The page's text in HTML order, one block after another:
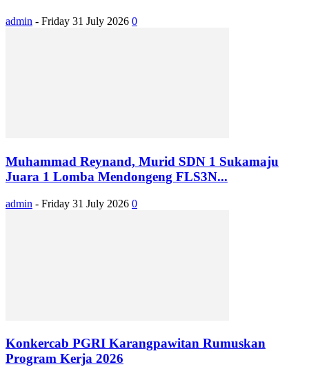
admin - Friday 31 July 2026 0
Muhammad Reynand, Murid SDN 1 Sukamaju
Juara 1 Lomba Mendongeng FLS3N...
admin - Friday 31 July 2026 0
Konkercab PGRI Karangpawitan Rumuskan
Program Kerja 2026